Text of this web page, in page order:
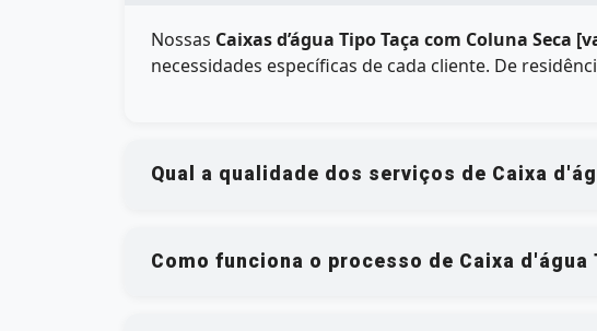
Nossas Caixas d’água Tipo Taça com Coluna Seca
necessidades específicas de cada cliente. De
Qual a qualidade dos serviços de Caixa
Como funciona o processo de Caixa